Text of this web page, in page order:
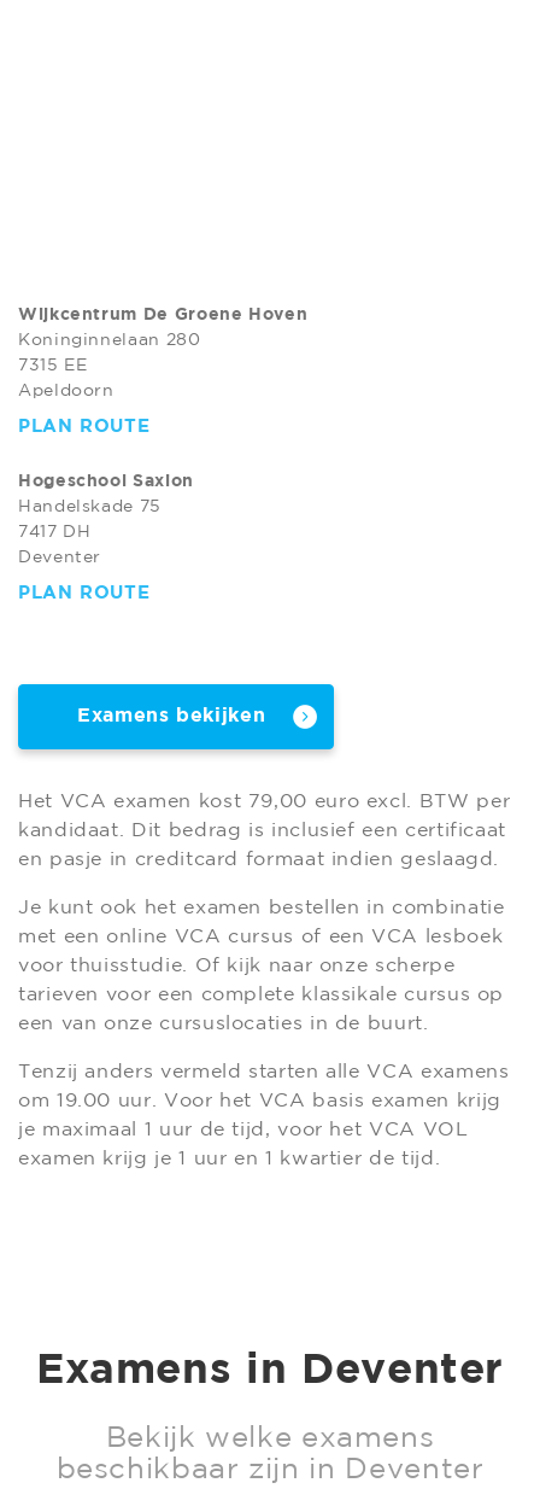
Wijkcentrum De Groene Hoven
Koninginnelaan 280
7315 EE
Apeldoorn
PLAN ROUTE
Hogeschool Saxion
Handelskade 75
7417 DH
Deventer
PLAN ROUTE
Examens bekijken
Het VCA examen kost 79,00 euro excl. BTW per
kandidaat. Dit bedrag is inclusief een certificaat
en pasje in creditcard formaat indien geslaagd.
Je kunt ook het examen bestellen in combinatie
met een online VCA cursus of een VCA lesboek
voor thuisstudie. Of kijk naar onze scherpe
tarieven voor een complete klassikale cursus op
een van onze cursuslocaties in de buurt.
Tenzij anders vermeld starten alle VCA examens
om 19.00 uur. Voor het VCA basis examen krijg
je maximaal 1 uur de tijd, voor het VCA VOL
examen krijg je 1 uur en 1 kwartier de tijd.
Examens in Deventer
Bekijk welke examens
beschikbaar zijn in Deventer